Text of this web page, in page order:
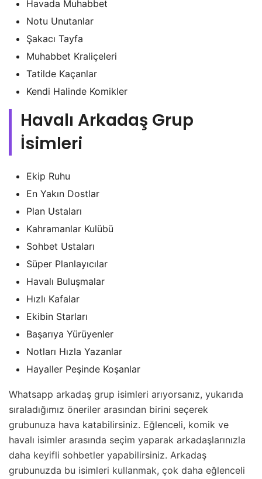
Havada Muhabbet
Notu Unutanlar
Şakacı Tayfa
Muhabbet Kraliçeleri
Tatilde Kaçanlar
Kendi Halinde Komikler
Havalı Arkadaş Grup
İsimleri
Ekip Ruhu
En Yakın Dostlar
Plan Ustaları
Kahramanlar Kulübü
Sohbet Ustaları
Süper Planlayıcılar
Havalı Buluşmalar
Hızlı Kafalar
Ekibin Starları
Başarıya Yürüyenler
Notları Hızla Yazanlar
Hayaller Peşinde Koşanlar
Whatsapp arkadaş grup isimleri arıyorsanız, yukarıda
sıraladığımız öneriler arasından birini seçerek
grubunuza hava katabilirsiniz. Eğlenceli, komik ve
havalı isimler arasında seçim yaparak arkadaşlarınızla
daha keyifli sohbetler yapabilirsiniz. Arkadaş
grubunuzda bu isimleri kullanmak, çok daha eğlenceli